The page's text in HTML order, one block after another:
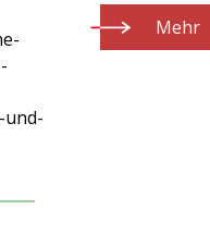
und-
Mehr